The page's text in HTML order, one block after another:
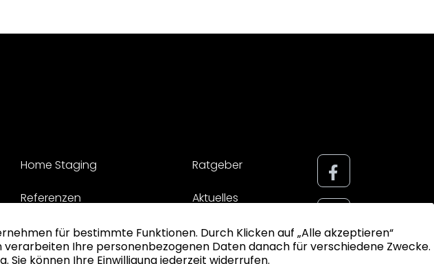
Home Staging Ratgeber
Referenzen Aktuelles
Aktuelle Gesuche Impressum